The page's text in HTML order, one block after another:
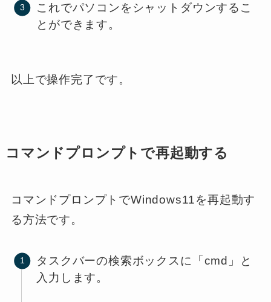
これでパソコンをシャットダウンするこ
とができます。
以上で操作完了です。
コマンドプロンプトで再起動する
コマンドプロンプトでWindows11を再起動す
る方法です。
タスクバーの検索ボックスに「cmd」と
入力します。